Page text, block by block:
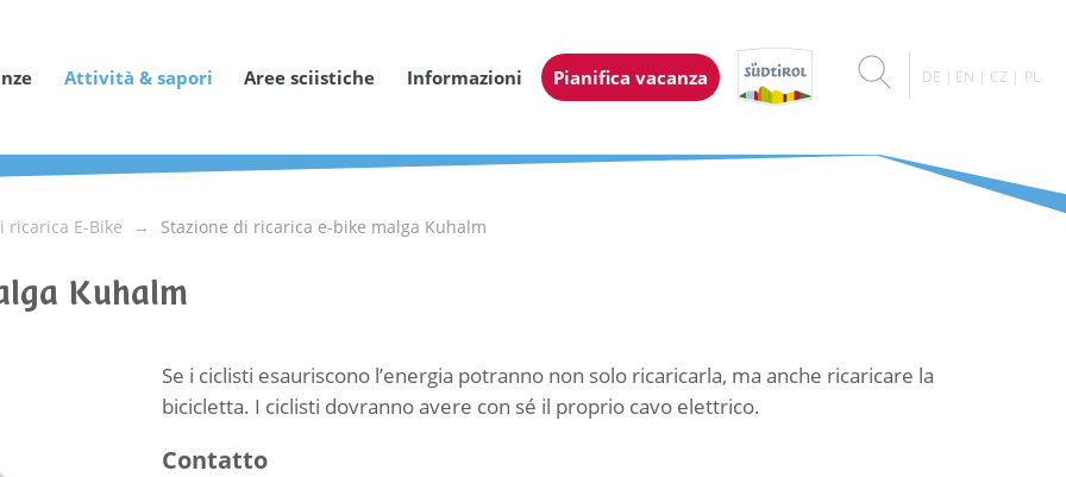
Attività & sapori Aree sciistiche Informazioni Pianifica vacanza DE EN CZ PL
ricarica E-Bike Stazione di ricarica e-bike malga Kuhalm
Kuhalm
Se i ciclisti esauriscono l’energia potranno non solo ricaricarla, ma anche ricaricare la
bicicletta. I ciclisti dovranno avere con sé il proprio cavo elettrico.
Contatto